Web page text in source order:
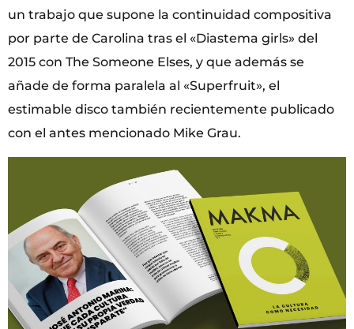
un trabajo que supone la continuidad compositiva
por parte de Carolina tras el «Diastema girls» del
2015 con The Someone Elses, y que además se
añade de forma paralela al «Superfruit», el
estimable disco también recientemente publicado
con el antes mencionado Mike Grau.